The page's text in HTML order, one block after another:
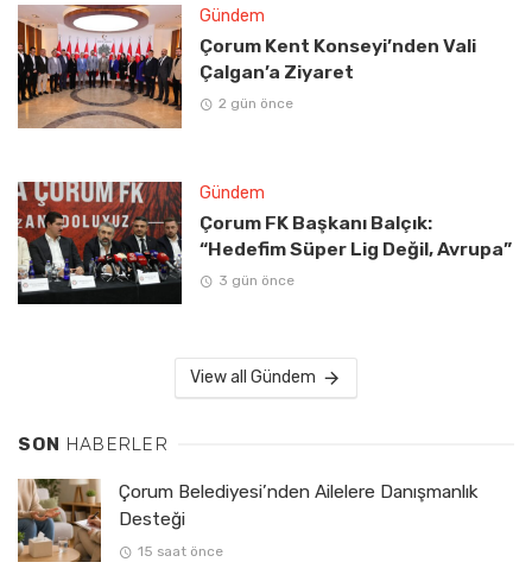
Gündem
Çorum Kent Konseyi’nden Vali
Çalgan’a Ziyaret
2 gün önce
Gündem
Çorum FK Başkanı Balçık:
“Hedefim Süper Lig Değil, Avrupa”
3 gün önce
View all Gündem
SON HABERLER
Çorum Belediyesi’nden Ailelere Danışmanlık
Desteği
15 saat önce